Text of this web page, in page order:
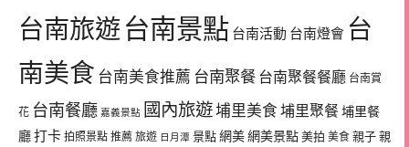
台南旅遊 台南景點 台南活動 台南燈會 台
南美食 台南美食推薦 台南聚餐 台南聚餐餐廳 台南賞
花 台南餐廳 嘉義景點 國內旅遊埔里美食 埔里聚餐埔里餐
廳打卡 拍照景點 推薦 旅遊 日月潭 景點 網美網美景點 美拍 美食 親子 親